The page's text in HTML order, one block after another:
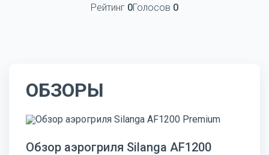
Рейтинг 0Голосов 0
ОБЗОРЫ
Обзор аэрогриля Silanga AF1200